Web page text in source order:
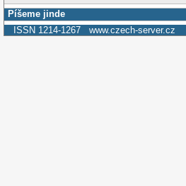
Píšeme jinde
ISSN 1214-1267 www.czech-server.cz